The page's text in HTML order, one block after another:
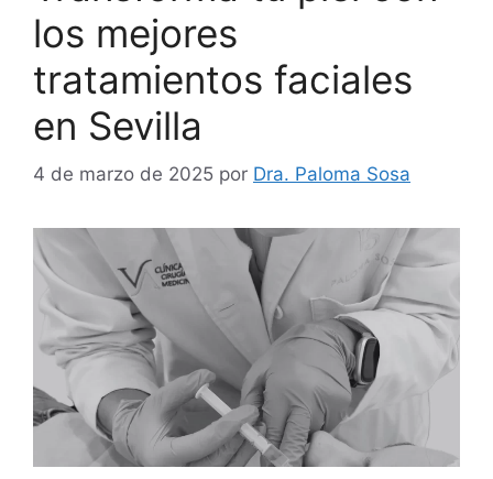
los mejores
tratamientos faciales
en Sevilla
4 de marzo de 2025 por Dra. Paloma Sosa